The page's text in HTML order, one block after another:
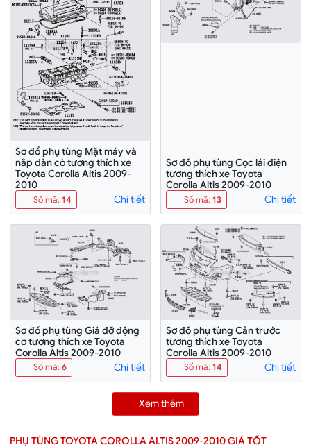
Sơ đồ phụ tùng Mặt máy và
nắp dàn cò tương thích xe
Toyota Corolla Altis 2009-
2010
Số mã:14 Chi tiết
Sơ đồ phụ tùng Cọc lái điện
tương thích xe Toyota
Corolla Altis 2009-2010
Số mã:13 Chi tiết
Sơ đồ phụ tùng Giá đỡ động
cơ tương thích xe Toyota
Corolla Altis 2009-2010
Số mã:6 Chi tiết
Sơ đồ phụ tùng Cản trước
tương thích xe Toyota
Corolla Altis 2009-2010
Số mã:14 Chi tiết
Xem thêm
PHỤ TÙNG TOYOTA COROLLA ALTIS 2009-2010 GIÁ TỐT